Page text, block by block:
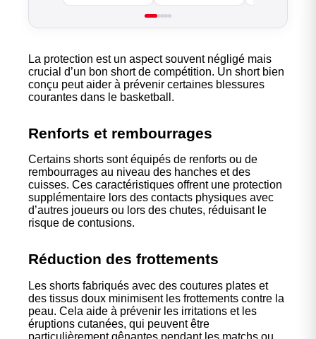
La protection est un aspect souvent négligé mais
crucial d’un bon short de compétition. Un short bien
conçu peut aider à prévenir certaines blessures
courantes dans le basketball.
Renforts et rembourrages
Certains shorts sont équipés de renforts ou de
rembourrages au niveau des hanches et des
cuisses. Ces caractéristiques offrent une protection
supplémentaire lors des contacts physiques avec
d’autres joueurs ou lors des chutes, réduisant le
risque de contusions.
Réduction des frottements
Les shorts fabriqués avec des coutures plates et
des tissus doux minimisent les frottements contre la
peau. Cela aide à prévenir les irritations et les
éruptions cutanées, qui peuvent être
particulièrement gênantes pendant les matchs ou